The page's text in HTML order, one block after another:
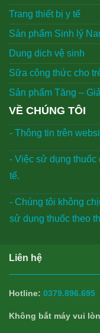
Trang thiết bị y tế
Sản phẩm Sinh lý
Dung dich vệ sinh
Sữa công thức cho
Sản phẩm Tăng –
VỀ CHÚNG TÔI
- Thông tin trên
- Việc sử dụng
tế.
- Chúng tôi không
sử dụng thuốc theo
Liên hệ
Hotline: 0379.896.695
Không bắt máy vui